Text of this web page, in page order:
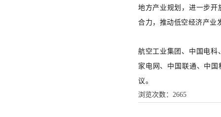
地方产业规划，进一步
合力，推动低空经济产业
航空工业集团、中国电
家电网、中国联通、中
议。
浏览次数： 2665